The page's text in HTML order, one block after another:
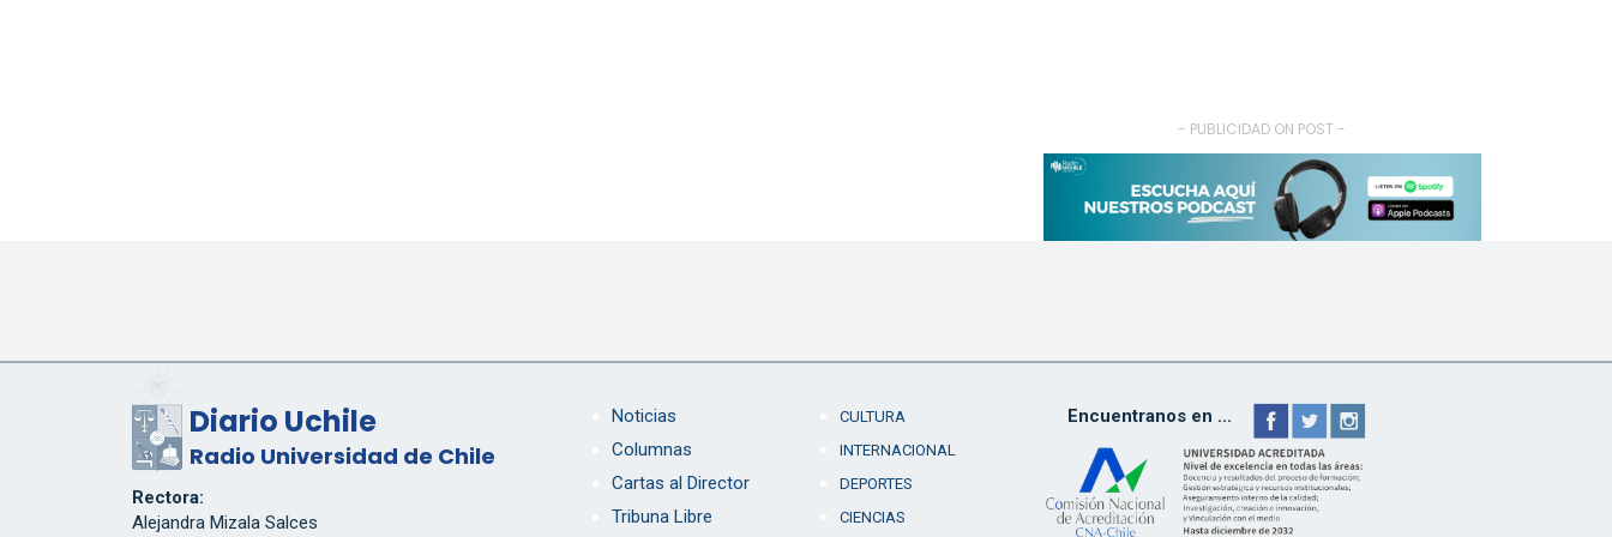
- PUBLICIDAD ON POST -
Diario Uchile
Radio Universidad de Chile
Rectora:
Alejandra Mizala Salces
Noticias
Columnas
Cartas al Director
Tribuna Libre
CULTURA
INTERNACIONAL
DEPORTES
CIENCIAS
Encuentranos en ...